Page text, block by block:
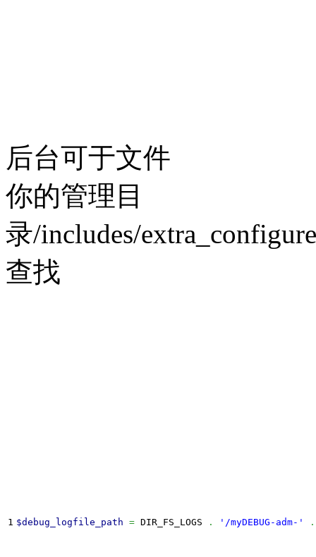
后台可于文件
你的管理目
录/includes/
查找
$debug_logfile_path = DIR_FS_LOGS . '/myDEBUG-adm-' .